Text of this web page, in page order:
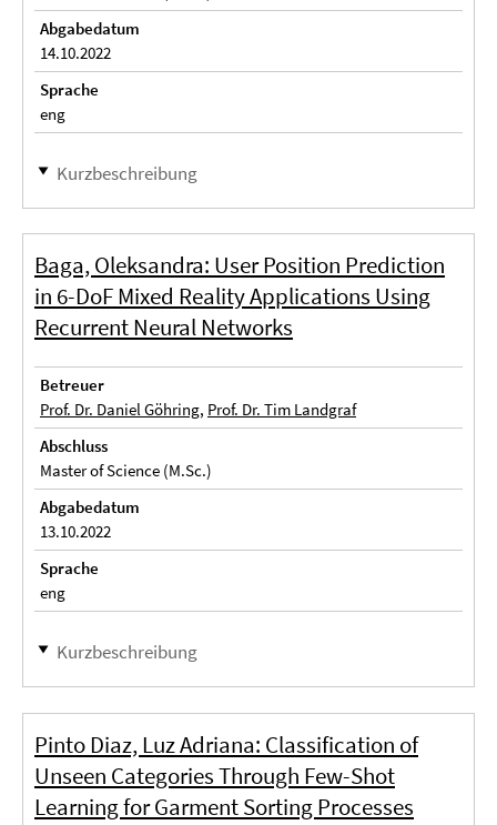
Abgabedatum
14.10.2022
Sprache
eng
Kurzbeschreibung
Baga, Oleksandra: User Position Prediction
in 6-DoF Mixed Reality Applications Using
Recurrent Neural Networks
Betreuer
Prof. Dr. Daniel Göhring, Prof. Dr. Tim Landgraf
Abschluss
Master of Science (M.Sc.)
Abgabedatum
13.10.2022
Sprache
eng
Kurzbeschreibung
Pinto Diaz, Luz Adriana: Classification of
Unseen Categories Through Few-Shot
Learning for Garment Sorting Processes